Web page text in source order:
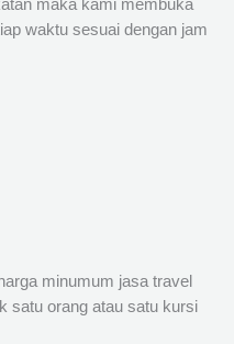
maka kami membuka
waktu sesuai dengan jam
minumum jasa travel
satu orang atau satu kursi